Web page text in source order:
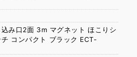
み口2面 3m マグネット ほこりシ
コンパクト ブラック ECT-